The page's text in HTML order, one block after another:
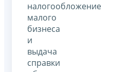
налогообложение
малого
бизнеса
и
выдача
справки